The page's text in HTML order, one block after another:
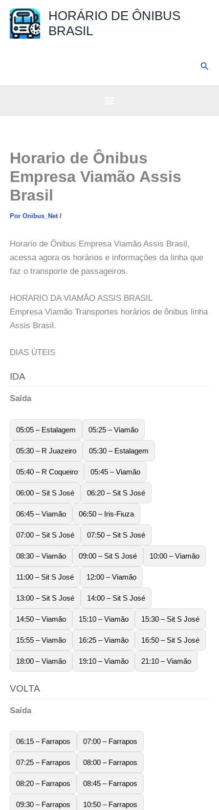
para
HORÁRIO DE ÔNIBUS
BRASIL
Horario de Ônibus
Empresa Viamão Assis
Brasil
Por Onibus_Net /
Horario de Ônibus Empresa Viamão Assis Brasil,
acessa agora os horários e informações da linha que
faz o transporte de passageiros.
HORARIO DA VIAMÃO ASSIS BRASIL
Empresa Viamão Transportes horários de ônibus linha
Assis Brasil.
DIAS ÚTEIS
IDA
Saída
05:05 – Estalagem 05:25 – Viamão
05:30 – R Juazeiro 05:30 – Estalagem
05:40 – R Coqueiro 05:45 – Viamão
06:00 – Sit S José 06:20 – Sit S José
06:45 – Viamão 06:50 – Iris-Fiuza
07:00 – Sit S José 07:50 – Sit S José
08:30 – Viamão 09:00 – Sit S José 10:00 – Viamão
11:00 – Sit S José 12:00 – Viamão
13:00 – Sit S José 14:00 – Sit S José
14:50 – Viamão 15:10 – Viamão 15:30 – Sit S José
15:55 – Viamão 16:25 – Viamão 16:50 – Sit S José
18:00 – Viamão 19:10 – Viamão 21:10 – Viamão
VOLTA
Saída
06:15 – Farrapos 07:00 – Farrapos
07:25 – Farrapos 08:00 – Farrapos
08:20 – Farrapos 08:45 – Farrapos
09:30 – Farrapos 10:50 – Farrapos